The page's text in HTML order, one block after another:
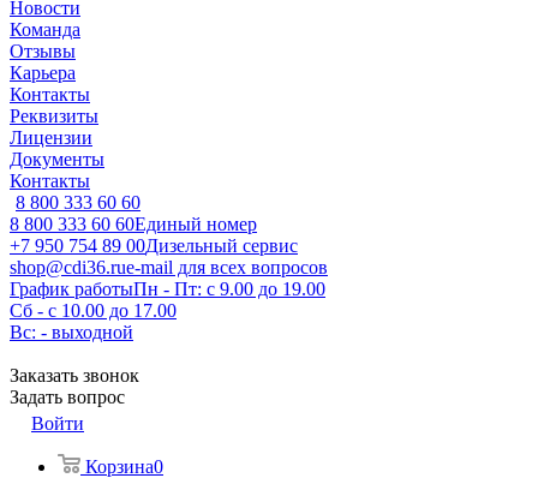
Новости
Команда
Отзывы
Карьера
Контакты
Реквизиты
Лицензии
Документы
Контакты
8 800 333 60 60
8 800 333 60 60Единый номер
+7 950 754 89 00Дизельный сервис
shop@cdi36.rue-mail для всех вопросов
График работыПн - Пт: с 9.00 до 19.00
Сб - с 10.00 до 17.00
Вс: - выходной
Заказать звонок
Задать вопрос
Войти
Корзина0